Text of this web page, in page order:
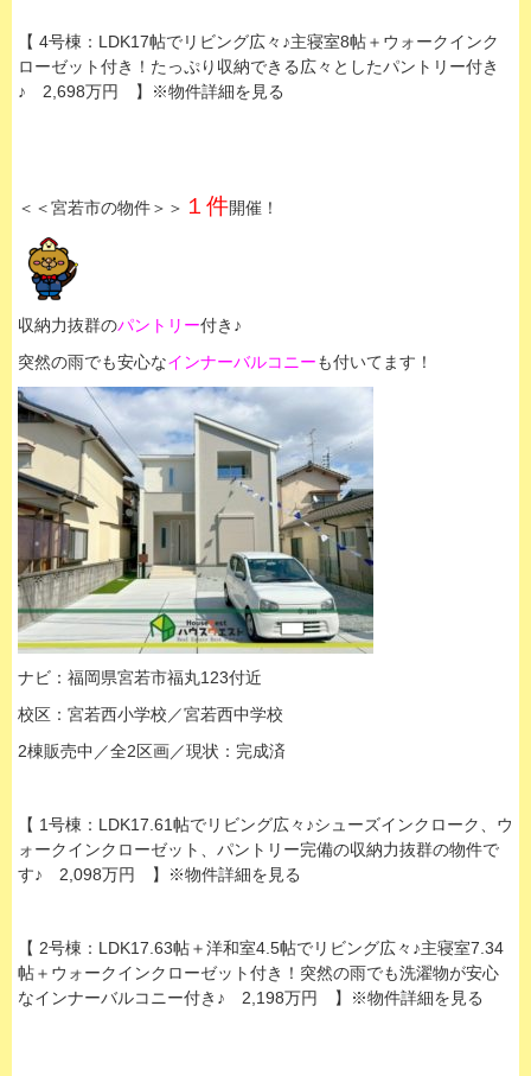
【 4号棟：LDK17帖でリビング広々♪主寝室8帖＋ウォークインク
ローゼット付き！たっぷり収納できる広々としたパントリー付き
♪ 2,698万円 】※物件詳細を見る
＜＜宮若市の物件＞＞ １件開催！
収納力抜群のパントリー付き♪
突然の雨でも安心なインナーバルコニーも付いてます！
ナビ：福岡県宮若市福丸123付近
校区：宮若西小学校／宮若西中学校
2棟販売中／全2区画／現状：完成済
【 1号棟：LDK17.61帖でリビング広々♪シューズインクローク、ウ
ォークインクローゼット、パントリー完備の収納力抜群の物件で
す♪ 2,098万円 】※物件詳細を見る
【 2号棟：LDK17.63帖＋洋和室4.5帖でリビング広々♪主寝室7.34
帖＋ウォークインクローゼット付き！突然の雨でも洗濯物が安心
なインナーバルコニー付き♪ 2,198万円 】※物件詳細を見る